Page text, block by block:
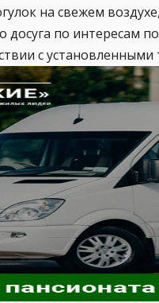
на свежем
досуга по интересам
с